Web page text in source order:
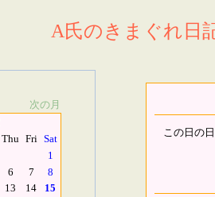
A氏のきまぐれ日
次の月
Thu Fri Sat
1
6 7
8
13 14
15
この日の